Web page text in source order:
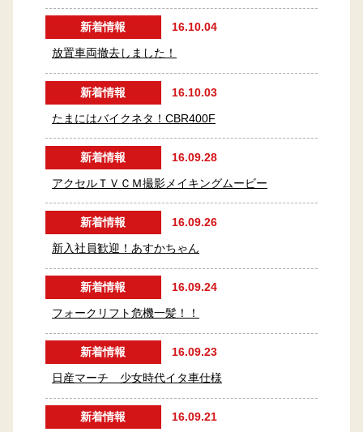
新着情報 16.10.04
放置車両撤去しました！
新着情報 16.10.03
たまにはバイクネタ！CBR400F
新着情報 16.09.28
アクセルＴＶＣＭ撮影メイキングムービー
新着情報 16.09.26
新入社員歓迎！あすかちゃん
新着情報 16.09.24
フォークリフト危機一髪！！
新着情報 16.09.23
日産マーチ 少女時代イタ車仕様
新着情報 16.09.21